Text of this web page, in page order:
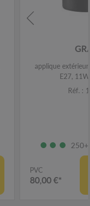
applique
E27,
Réf. :
250+
PVC
80,00 €*